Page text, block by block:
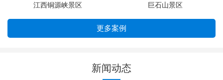
江西铜源峡景区 巨石山景区
更多案例
新闻动态